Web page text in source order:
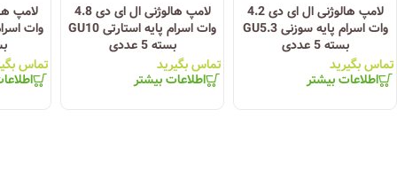
لامپ هالوژنی ال ای دی 4.2
وات اسرام پایه سوزنی GU5.3
بسته 5 عددی
تماس بگیرید
اطلاعات بیشتر
لامپ هالوژنی ال ای دی 4.8
وات اسرام پایه استارتی GU10
بسته 5 عددی
تماس بگیرید
اطلاعات بیشتر
تماس